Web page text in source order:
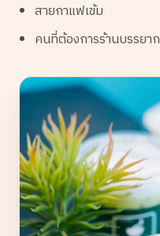
สายกาแฟเข้ม
คนที่ต้องการร้านบรรยา